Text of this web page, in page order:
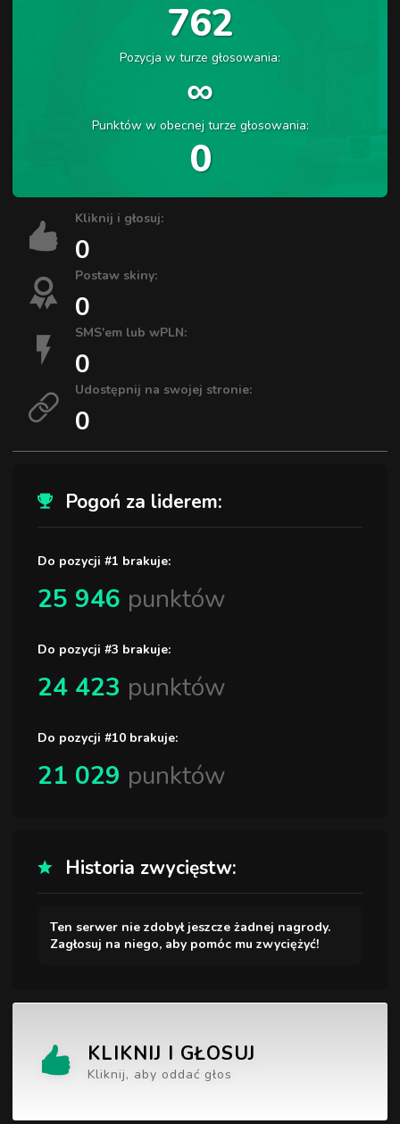
762
Pozycja w turze głosowania:
∞
Punktów w obecnej turze głosowania:
0
Kliknij i głosuj:
0
Postaw skiny:
0
SMS'em lub wPLN:
0
Udostępnij na swojej stronie:
0
Pogoń za liderem:
Do pozycji #1 brakuje:
25 946 punktów
Do pozycji #3 brakuje:
24 423 punktów
Do pozycji #10 brakuje:
21 029 punktów
Historia zwycięstw:
Ten serwer nie zdobył jeszcze żadnej nagrody.
Zagłosuj na niego, aby pomóc mu zwyciężyć!
KLIKNIJ I GŁOSUJ
Kliknij, aby oddać głos